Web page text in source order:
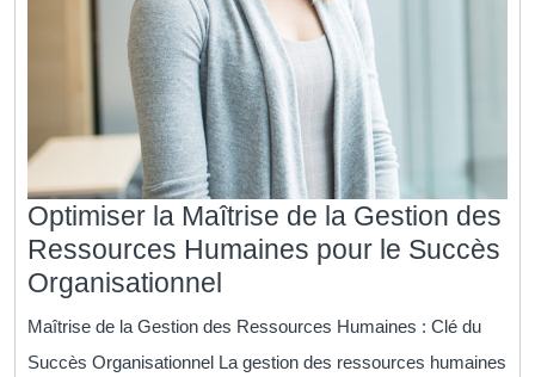
Optimiser la Maîtrise de la Gestion des
Ressources Humaines pour le Succès
Organisationnel
la
Maîtrise
Maîtrise de la Gestion des Ressources Humaines : Clé du
Succès Organisationnel La gestion des ressources humaines